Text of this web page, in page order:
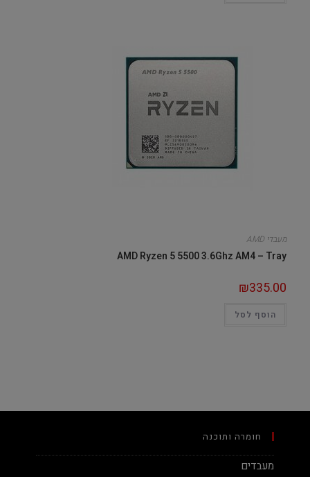
מעבדי AMD
AMD Ryzen 5 5500 3.6Ghz AM4 – Tray
₪335.00
הוסף לסל
חומרה ותוכנה
מעבדים